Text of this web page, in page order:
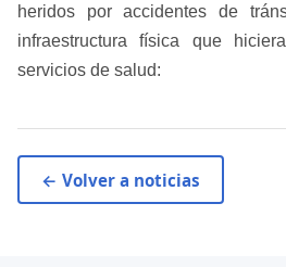
heridos por accidentes de
infraestructura física que
servicios de salud:​
← Volver a noticias